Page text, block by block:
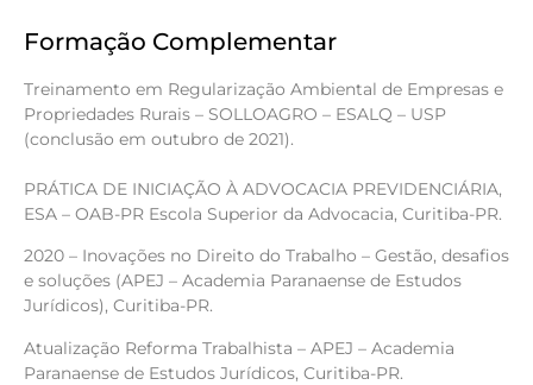
Formação Complementar
Treinamento em Regularização Ambiental de Empresas e
Propriedades Rurais – SOLLOAGRO – ESALQ – USP
(conclusão em outubro de 2021).
PRÁTICA DE INICIAÇÃO À ADVOCACIA PREVIDENCIÁRIA,
ESA – OAB-PR Escola Superior da Advocacia, Curitiba-PR.
2020 – Inovações no Direito do Trabalho – Gestão, desafios
e soluções (APEJ – Academia Paranaense de Estudos
Jurídicos), Curitiba-PR.
Atualização Reforma Trabalhista – APEJ – Academia
Paranaense de Estudos Jurídicos, Curitiba-PR.